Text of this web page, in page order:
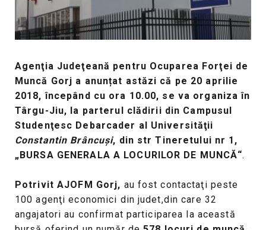
Agenţia Judeţeană pentru Ocuparea Forţei de
Muncă Gorj a anunțat astăzi că pe 20 aprilie
2018, începând cu ora 10.00, se va organiza în
Târgu-Jiu, la parterul clădirii din Campusul
Studenţesc Debarcader al Universităţii
Constantin Brâncuşi, din str Tineretului nr 1,
„BURSA GENERALA A LOCURILOR DE MUNCĂ“.
Potrivit AJOFM Gorj, au fost contactaţi peste
100 agenţi economici din judet,din care 32
angajatori au confirmat participarea la această